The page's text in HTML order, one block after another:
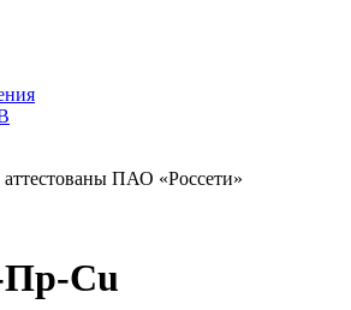
ПАО «Россети»
Cu